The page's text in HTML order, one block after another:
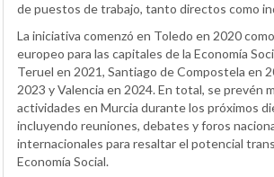
de puestos de trabajo, tanto directos como
La iniciativa comenzó en Toledo en 2020
europeo para las capitales de la Economía
Teruel en 2021, Santiago de Compostela en
2023 y Valencia en 2024. En total, se prevén
actividades en Murcia durante los próximos
incluyendo reuniones, debates y foros
internacionales para resaltar el potencial
Economía Social.